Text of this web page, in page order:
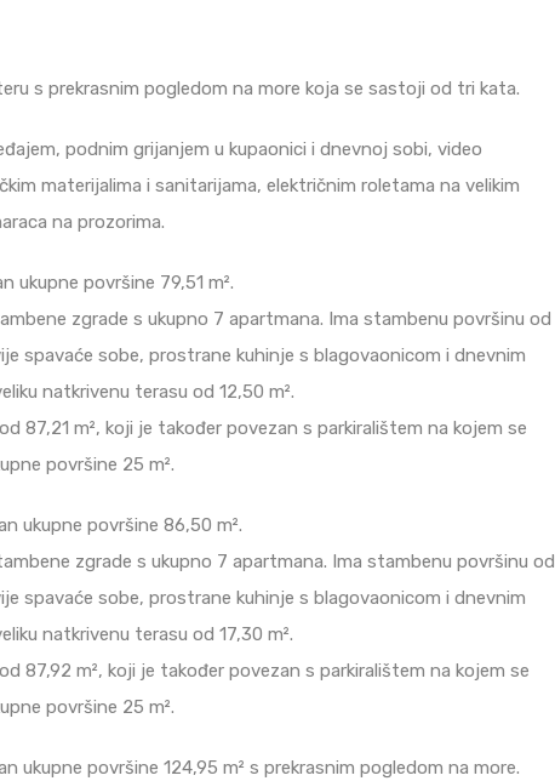
s prekrasnim pogledom na more koja se sastoji od tri kata.
podnim grijanjem u kupaonici i dnevnoj sobi, video
materijalima i sanitarijama, električnim roletama na velikim
na prozorima.
ukupne površine 79,51 m².
zgrade s ukupno 7 apartmana. Ima stambenu površinu od
spavaće sobe, prostrane kuhinje s blagovaonicom i dnevnim
natkrivenu terasu od 12,50 m².
87,21 m², koji je također povezan s parkiralištem na kojem se
površine 25 m².
ukupne površine 86,50 m².
zgrade s ukupno 7 apartmana. Ima stambenu površinu od
spavaće sobe, prostrane kuhinje s blagovaonicom i dnevnim
natkrivenu terasu od 17,30 m².
87,92 m², koji je također povezan s parkiralištem na kojem se
površine 25 m².
ukupne površine 124,95 m² s prekrasnim pogledom na more.